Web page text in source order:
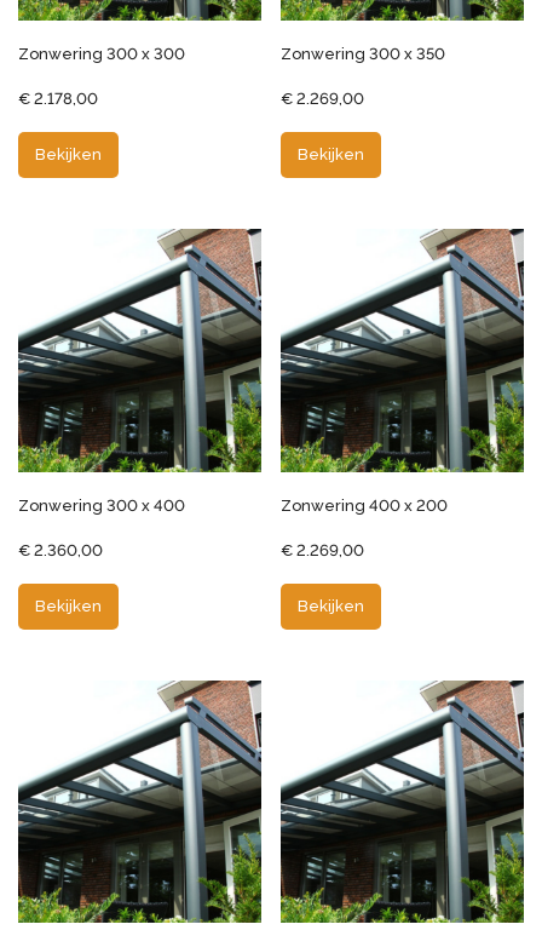
Zonwering 300 x 300
€ 2.178,00
Bekijken
Zonwering 300 x 350
€ 2.269,00
Bekijken
Zonwering 300 x 400
€ 2.360,00
Bekijken
Zonwering 400 x 200
€ 2.269,00
Bekijken